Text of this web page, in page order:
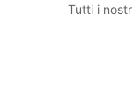
Tutti i